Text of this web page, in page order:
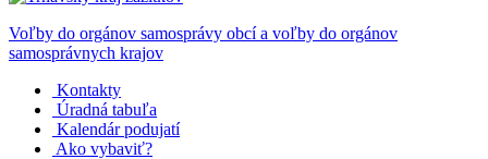
Voľby do orgánov samosprávy obcí a voľby do orgánov
samosprávnych krajov
Kontakty
Úradná tabuľa
Kalendár podujatí
Ako vybaviť?